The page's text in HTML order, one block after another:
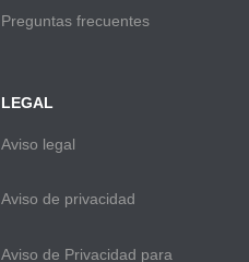
Preguntas frecuentes
LEGAL
Aviso legal
Aviso de privacidad
Aviso de Privacidad para